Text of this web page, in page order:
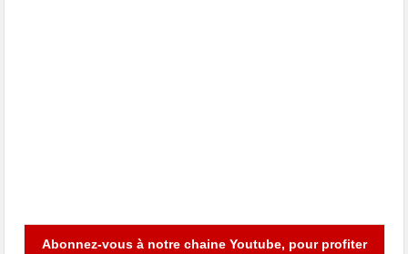
Abonnez-vous à notre chaine Youtube, pour profiter